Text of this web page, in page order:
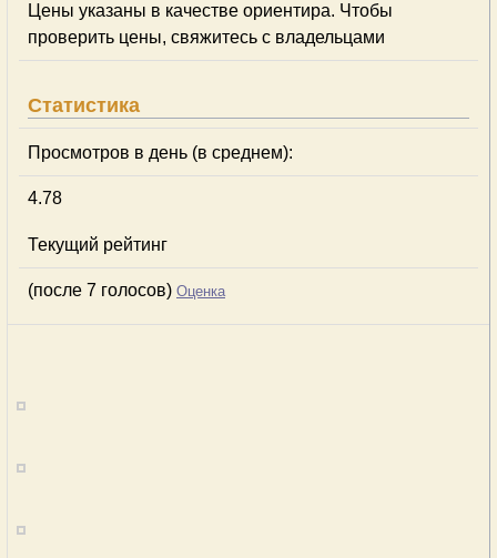
Цены указаны в качестве ориентира. Чтобы
проверить цены, свяжитесь с владельцами
Статистика
Просмотров в день (в среднем):
4.78
Текущий рейтинг
(после 7 голосов) Оценка